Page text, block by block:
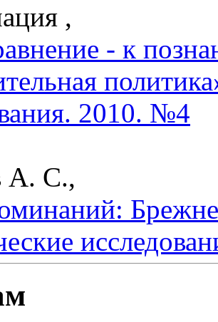
,
- к
2010. №4
А. С.,